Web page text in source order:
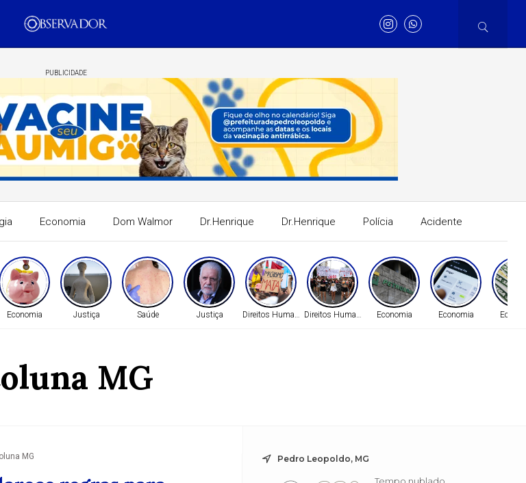
PUBLICIDADE
Economia Dom Walmor Dr.Henrique Dr.Henrique Polícia Acidente
Economia Justiça Saúde Justiça Direitos HumanosDireitos Humanos Economia Economia
MG
MG Pedro Leopoldo, MG